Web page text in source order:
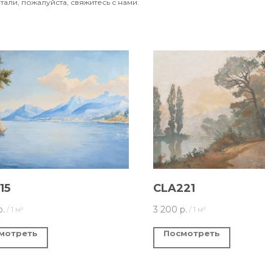
пожалуйста, свяжитесь с нами.
/ 1 м²
CLA221
3 200 р. / 1 м²
Посмотреть